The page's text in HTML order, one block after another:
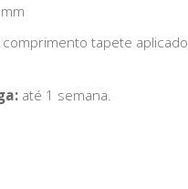
comprimento tapete
até 1 semana.